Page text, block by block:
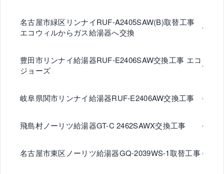
名古屋市緑区リンナイRUF-A2405SAW(B)取替工事
エコウィルからガス給湯器へ交換
豊田市リンナイ給湯器RUF-E2406SAW交換工事 エコ
ジョーズ
岐阜県関市リンナイ給湯器RUF-E2406AW交換工事
飛島村ノーリツ給湯器GT-C 2462SAWX交換工事
名古屋市東区ノーリツ給湯器GQ-2039WS-1取替工事